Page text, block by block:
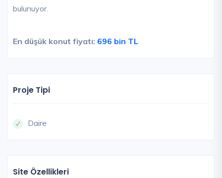
bulunuyor.
En düşük konut fiyatı: 696 bin TL
Proje Tipi
Daire
Site Özellikleri